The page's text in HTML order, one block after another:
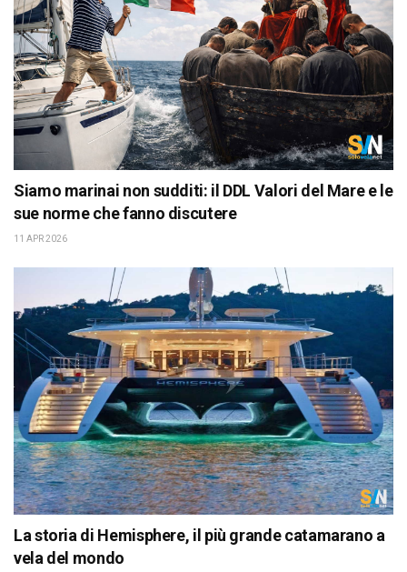
Siamo marinai non sudditi: il DDL Valori del Mare e le
sue norme che fanno discutere
11 APR 2026
La storia di Hemisphere, il più grande catamarano a
vela del mondo